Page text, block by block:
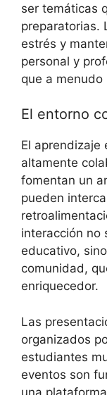
ser temáticas
preparatorias.
estrés y
personal y
que a
El entorno
El aprendizaje
altamente
fomentan un
pueden
interacción no
educativo,
comunidad,
enriquecedor.
Las
organizados
estudiantes
eventos son
una